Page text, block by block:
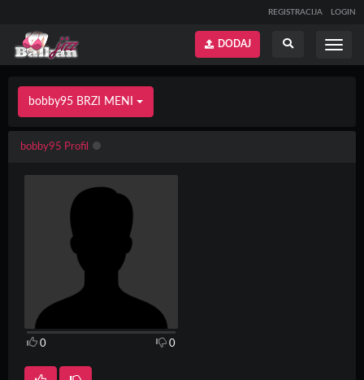
REGISTRACIJA LOGIN
Prikaži
DODAJ
bobby95 BRZI MENI
bobby95 Profil
0 0